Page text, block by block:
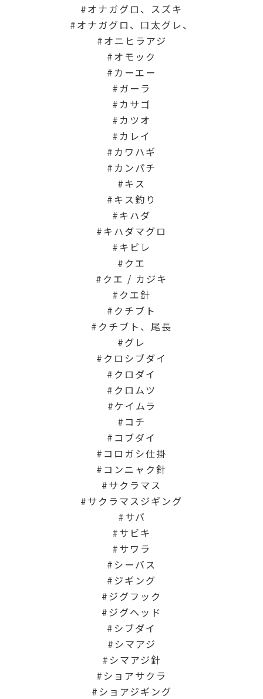
オナガグロ、スズキ
オナガグロ、口太グレ、
オニヒラアジ
オモック
カーエー
ガーラ
カサゴ
カツオ
カレイ
カワハギ
カンパチ
キス
キス釣り
キハダ
キハダマグロ
キビレ
クエ
クエ / カジキ
クエ針
クチブト
クチブト、尾長
グレ
クロシブダイ
クロダイ
クロムツ
ケイムラ
コチ
コブダイ
コロガシ仕掛
コンニャク針
サクラマス
サクラマスジギング
サバ
サビキ
サワラ
シーバス
ジギング
ジグフック
ジグヘッド
シブダイ
シマアジ
シマアジ針
ショアサクラ
ショアジギング